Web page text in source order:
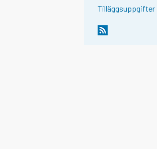
Tilläggsuppgifter